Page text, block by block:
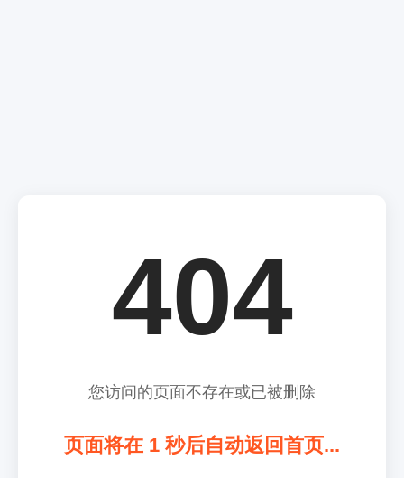
404
您访问的页面不存在或已被删除
页面将在 1 秒后自动返回首页...